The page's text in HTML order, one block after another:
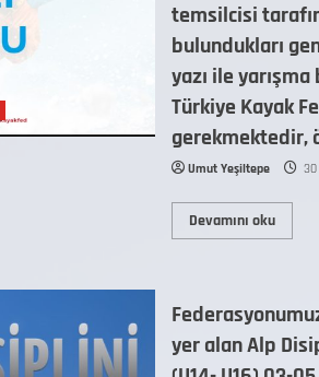
temsilcisi
bulundukları
yazı ile
Türkiye Kayak
gerekmektedir,
Umut Yeşiltepe 30
Devamını oku
yer alan Alp